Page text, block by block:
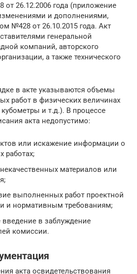
от 26.12.2006 года (приложение
и дополнениями,
№428 от 26.10.2015 года. Акт
генеральной
компаний, авторского
а также технического
в акте указываются объемы
работ в физических величинах
и т.д.). В процессе
акта недопустимо:
или искажение информации о
работах;
материалов или
выполненных работ проектной
и нормативным требованиям;
в заблуждение
комиссии.
акта освидетельствования